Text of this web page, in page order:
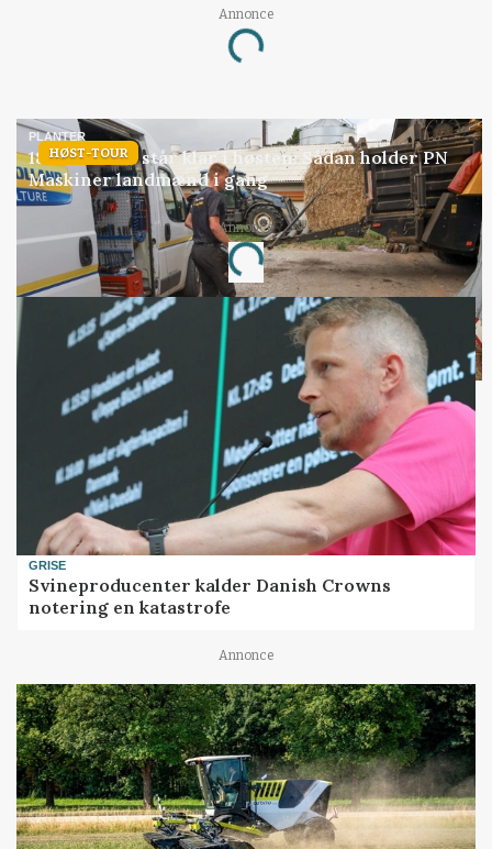
Annonce
Loading...
HØST-TOUR
PLANTER
18 montører står klar i høsten: Sådan holder PN
Maskiner landmænd i gang
Annonce
Loading...
GRISE
Svineproducenter kalder Danish Crowns
notering en katastrofe
Annonce